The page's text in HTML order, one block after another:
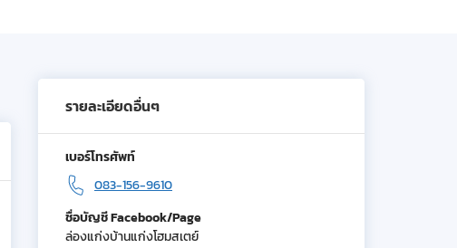
รายละเอียดอื่นๆ
เบอร์โทรศัพท์
083-156-9610
ชื่อบัญชี Facebook/Page
ล่องแก่งบ้านแก่งโฮมสเตย์